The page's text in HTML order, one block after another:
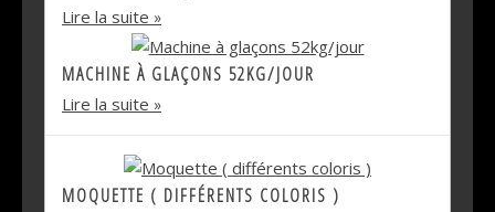
Lire la suite
MACHINE À GLAÇONS 52KG/JOUR
Lire la suite
MOQUETTE ( DIFFÉRENTS COLORIS )